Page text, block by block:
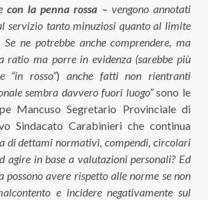
con la penna rossa –vengono annotati
servizio tanto minuziosi quanto al limite
Se ne potrebbe anche comprendere, ma
ratio ma porre in evidenza (sarebbe più
“in rosso”) anche fatti non rientranti
sembra davvero fuori luogo”sono le
Mancuso Segretario Provinciale di
Sindacato Carabinieri che continua
di dettami normativi, compendi, circolari
agire in base a valutazioni personali? Ed
possono avere rispetto alle norme se non
e incidere negativamente sul